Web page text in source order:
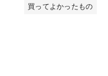
買ってよかったもの